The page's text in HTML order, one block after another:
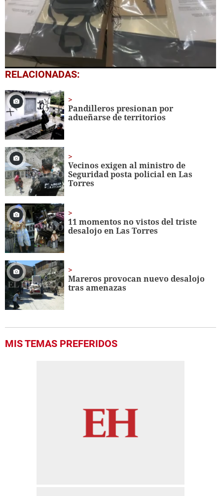
0
seconds
3
minutes,
0
RELACIONADAS:
Pandilleros presionan por
adueñarse de territorios
Vecinos exigen al ministro de
Seguridad posta policial en Las
Torres
11 momentos no vistos del triste
desalojo en Las Torres
Mareros provocan nuevo desalojo
tras amenazas
MIS TEMAS PREFERIDOS